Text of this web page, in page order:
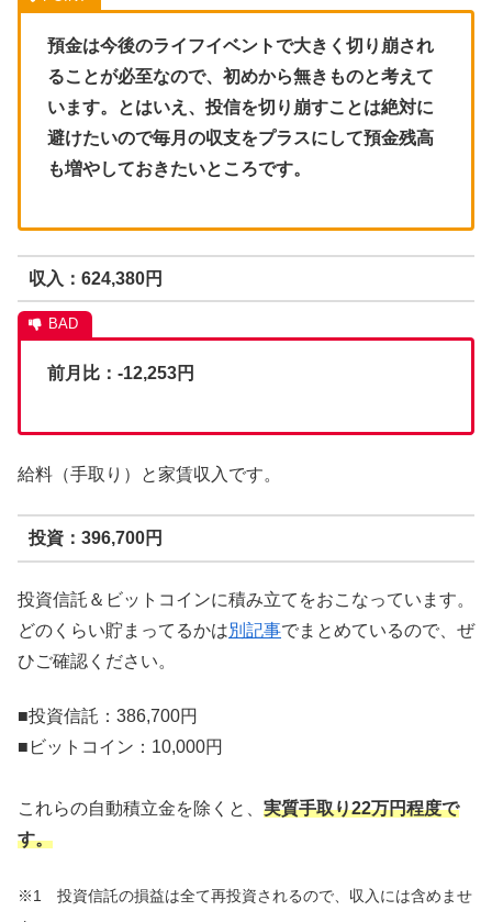
預金は今後のライフイベントで大きく切り崩され
ることが必至なので、初めから無きものと考えて
います。とはいえ、投信を切り崩すことは絶対に
避けたいので毎月の収支をプラスにして預金残高
も増やしておきたいところです。
収入：624,380円
前月比：-12,253円
給料（手取り）と家賃収入です。
投資：396,700円
投資信託＆ビットコインに積み立てをおこなっています。
どのくらい貯まってるかは別記事でまとめているので、ぜ
ひご確認ください。
■投資信託：386,700円
■ビットコイン：10,000円
これらの自動積立金を除くと、 実質手取り22万円程度で
す。
※1 投資信託の損益は全て再投資されるので、収入には含めませ